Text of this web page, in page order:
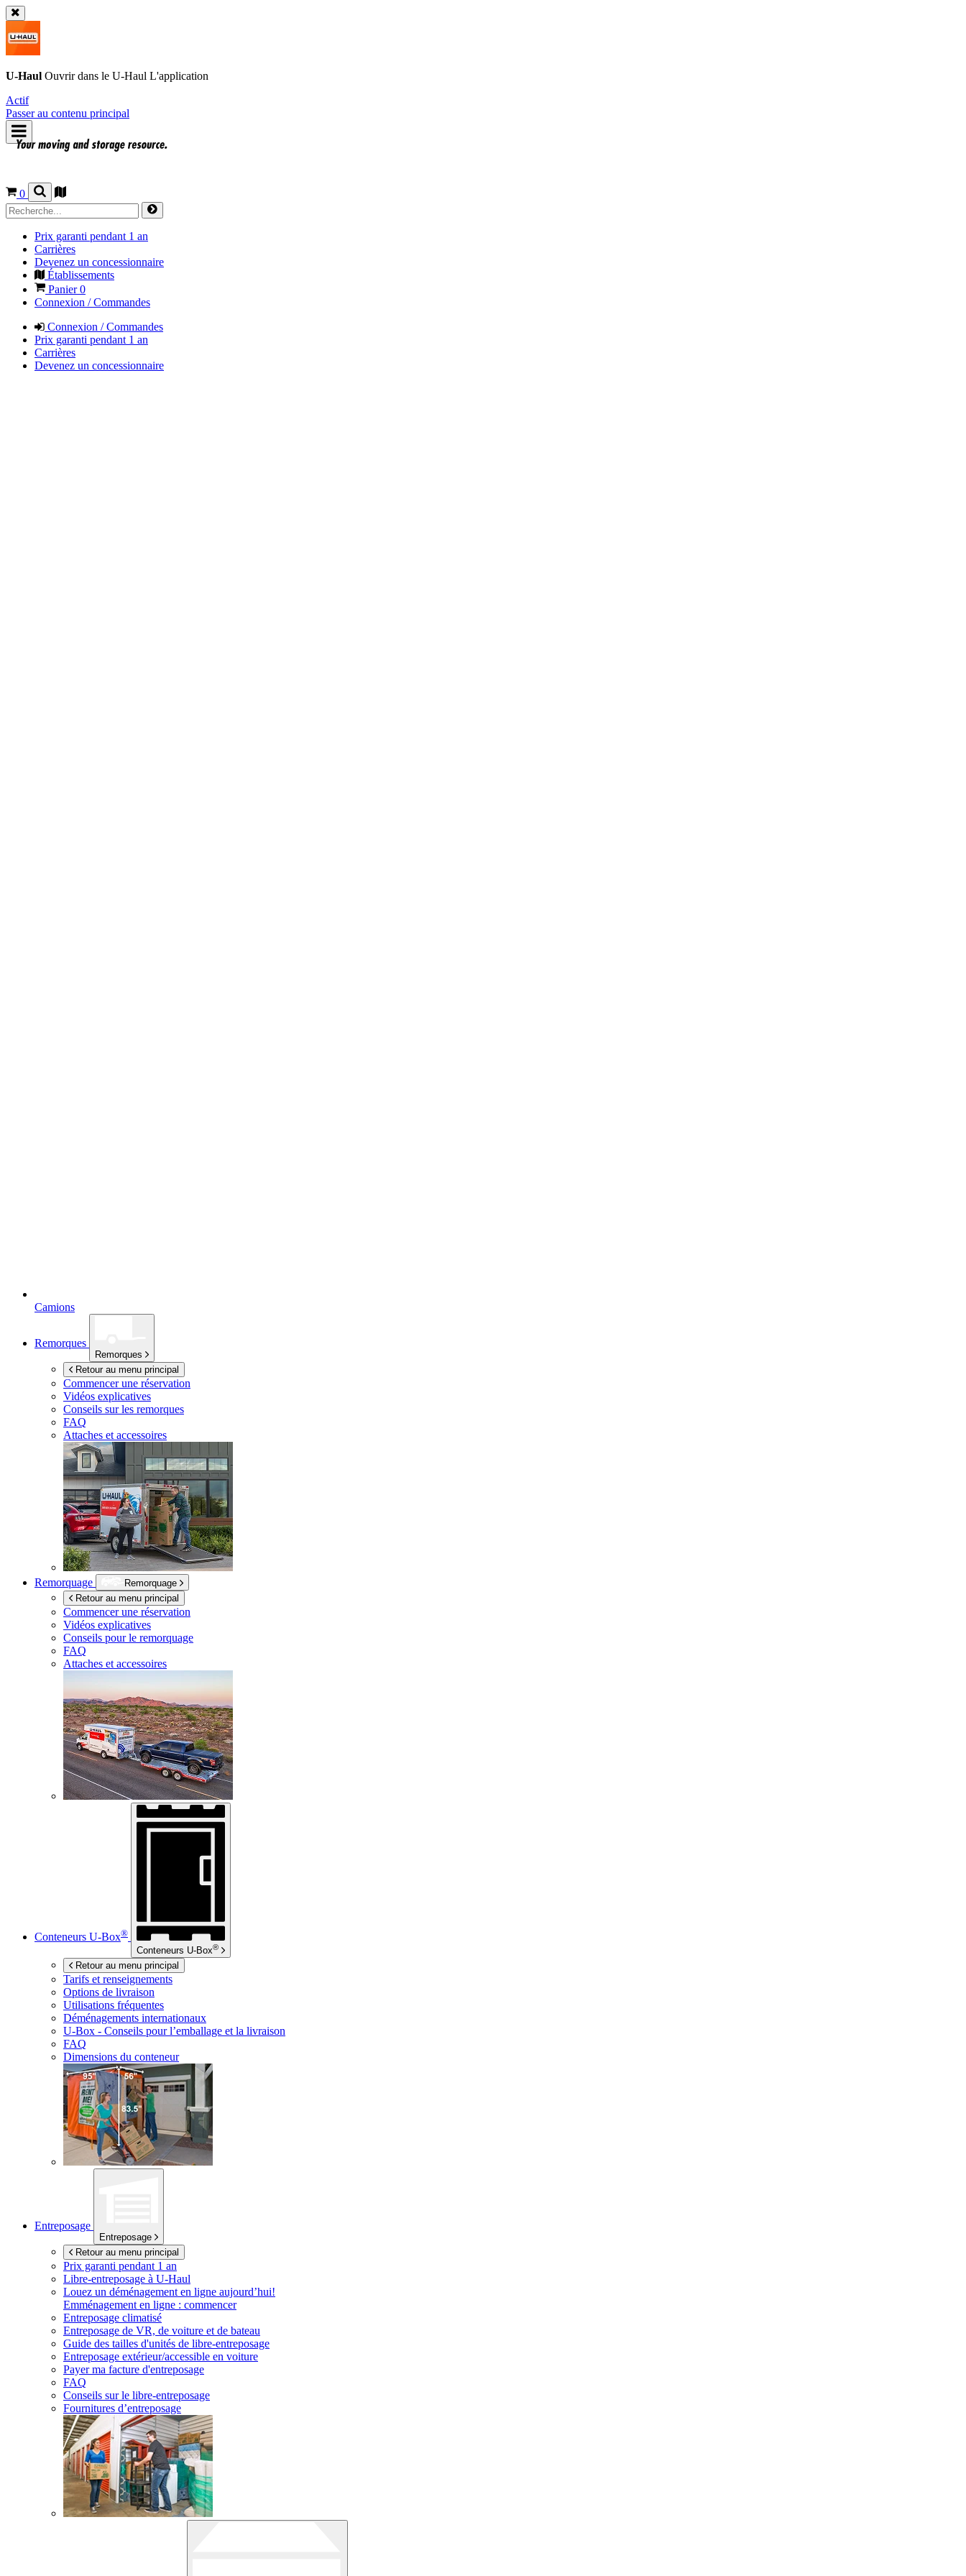
U-Haul Ouvrir dans le U-Haul L'application
Actif
Passer au contenu principal
0
Prix garanti pendant 1 an
Carrières
Devenez un concessionnaire
Établissements
Panier0
Connexion / Commandes
Connexion / Commandes
Prix garanti pendant 1 an
Carrières
Devenez un concessionnaire
Camions
Remorques
Remorques
Retour au menu principal
Commencer une réservation
Vidéos explicatives
Conseils sur les remorques
FAQ
Attaches et accessoires
Remorquage
Remorquage
Retour au menu principal
Commencer une réservation
Vidéos explicatives
Conseils pour le remorquage
FAQ
Attaches et accessoires
Conteneurs U-Box®
Conteneurs U-Box®
Retour au menu principal
Tarifs et renseignements
Options de livraison
Utilisations fréquentes
Déménagements internationaux
U-Box - Conseils pour l’emballage et la livraison
FAQ
Dimensions du conteneur
Entreposage
Entreposage
Retour au menu principal
Prix garanti pendant 1 an
Libre-entreposage à U-Haul
Louez un déménagement en ligne aujourd’hui!
Emménagement en ligne : commencer
Entreposage climatisé
Entreposage de VR, de voiture et de bateau
Guide des tailles d'unités de libre-entreposage
Entreposage extérieur/accessible en voiture
Payer ma facture d'entreposage
FAQ
Conseils sur le libre-entreposage
Fournitures d’entreposage